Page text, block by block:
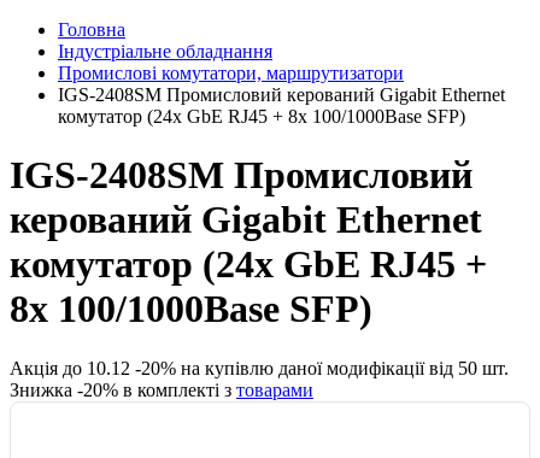
Головна
Індустріальне обладнання
Промислові комутатори, маршрутизатори
IGS-2408SM Промисловий керований Gigabit Ethernet
комутатор (24x GbE RJ45 + 8x 100/1000Base SFP)
IGS-2408SM Промисловий
керований Gigabit Ethernet
комутатор (24x GbE RJ45 +
8x 100/1000Base SFP)
Акція до 10.12 -20% на купівлю даної модифікації від 50 шт.
Знижка -20% в комплекті з товарами